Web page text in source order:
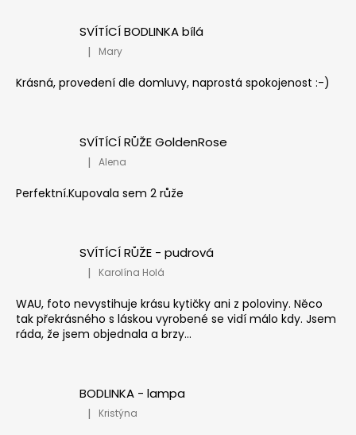
SVÍTÍCÍ BODLINKA bílá
Hodnocení produktu je 5 z 5 hvězdiček.
| Mary
Krásná, provedení dle domluvy, naprostá spokojenost :-)
SVÍTÍCÍ RŮŽE GoldenRose
Hodnocení produktu je 5 z 5 hvězdiček.
| Alena
Perfektní.Kupovala sem 2 růže
SVÍTÍCÍ RŮŽE - pudrová
Hodnocení produktu je 5 z 5 hvězdiček.
| Karolína Holá
WAU, foto nevystihuje krásu kytičky ani z poloviny. Něco
tak překrásného s láskou vyrobené se vidí málo kdy. Jsem
ráda, že jsem objednala a brzy...
BODLINKA - lampa
Hodnocení produktu je 5 z 5 hvězdiček.
| Kristýna